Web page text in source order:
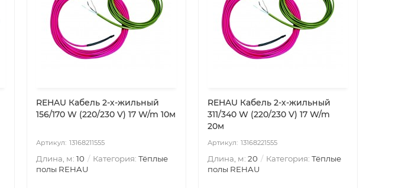
REHAU Кабель 2-х-жильный
156/170 W (220/230 V) 17 W/m 10м
13168211555
Длина, м: 10 Категория: Тёплые
полы REHAU
REHAU Кабель 2-х-жильный
311/340 W (220/230 V) 17 W/m
20м
13168221555
Длина, м: 20 Категория: Тёплые
полы REHAU